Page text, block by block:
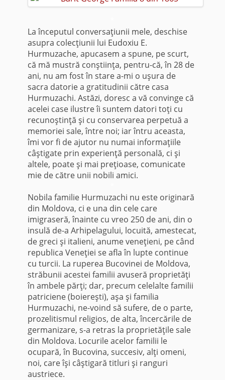
La începutul conversaţiunii mele, deschise
asupra colecţiunii lui Eudoxiu E.
Hurmuzache, apucasem a spune, pe scurt,
că mă mustră conştiinţa, pentru-că, în 28 de
ani, nu am fost în stare a-mi o uşura de
sacra datorie a gratitudinii către casa
Hurmuzachi. Astăzi, doresc a vă convinge că
acelei case ilustre îi suntem datori toţi cu
recunoştinţă şi cu conservarea perpetuă a
memoriei sale, între noi; iar întru aceasta,
îmi vor fi de ajutor nu numai informaţiile
câştigate prin experienţă perso­nală, ci şi
altele, poate şi mai preţioase, comunicate
mie de către unii nobili amici.
Nobila familie Hurmuzachi nu este originară
din Moldova, ci e una din cele care
imigraseră, în­ainte cu vreo 250 de ani, din o
insulă de-a Arhipelagului, locuită, amestecat,
de greci şi italieni, anume veneţieni, pe când
republica Veneţiei se afla în lupte continue
cu turcii. La ruperea Buco­vinei de Moldova,
străbunii acestei familii avuseră proprietăţi
în ambele părţi; dar, precum cele­lalte familii
patriciene (boiereşti), aşa şi familia
Hurmuzachi, ne-voind să sufere, de o parte,
prozelitismul religios, de alta, încercările de
germanizare, s-a retras la proprietăţile sale
din Moldova. Locurile acelor familii le
ocupară, în Bucovina, succesiv, alţi omeni,
noi, care îşi câştigară titluri şi ran­guri
austriece.